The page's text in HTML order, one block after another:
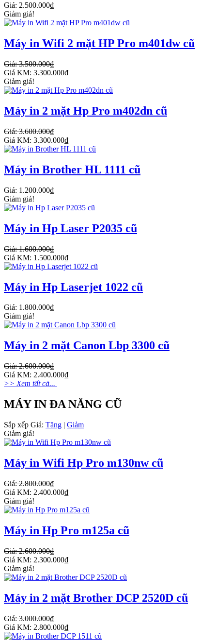
Giá: 2.500.000₫
Giảm giá!
Máy in Wifi 2 mặt HP Pro m401dw cũ
Giá: 3.500.000₫
Giá KM: 3.300.000₫
Giảm giá!
Máy in 2 mặt Hp Pro m402dn cũ
Giá: 3.600.000₫
Giá KM: 3.300.000₫
Máy in Brother HL 1111 cũ
Giá: 1.200.000₫
Giảm giá!
Máy in Hp Laser P2035 cũ
Giá: 1.600.000₫
Giá KM: 1.500.000₫
Máy in Hp Laserjet 1022 cũ
Giá: 1.800.000₫
Giảm giá!
Máy in 2 mặt Canon Lbp 3300 cũ
Giá: 2.600.000₫
Giá KM: 2.400.000₫
>> Xem tất cả...
MÁY IN ĐA NĂNG CŨ
Sắp xếp Giá: Tăng | Giảm
Giảm giá!
Máy in Wifi Hp Pro m130nw cũ
Giá: 2.800.000₫
Giá KM: 2.400.000₫
Giảm giá!
Máy in Hp Pro m125a cũ
Giá: 2.600.000₫
Giá KM: 2.300.000₫
Giảm giá!
Máy in 2 mặt Brother DCP 2520D cũ
Giá: 3.000.000₫
Giá KM: 2.800.000₫